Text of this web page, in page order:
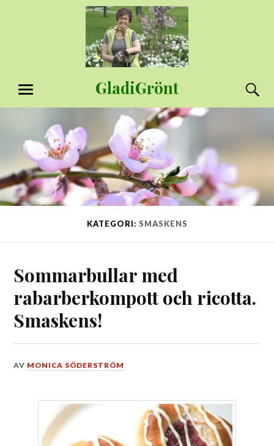
GladiGrönt
MENY
KATEGORI: SMASKENS
Sommarbullar med
rabarberkompott och ricotta.
Smaskens!
DEN
AV MONICA SÖDERSTRÖM